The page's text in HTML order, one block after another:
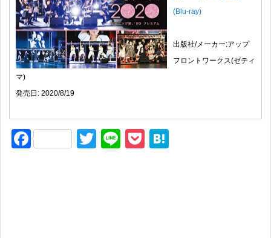
(Blu-ray)
出版社/メーカー:アップ
フロントワークス(ゼティ
マ)
発売日: 2020/8/19
F
T
Li
P